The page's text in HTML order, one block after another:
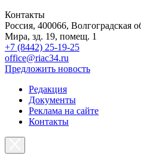
Контакты
Россия, 400066, Волгоградская
Мира, зд. 19, помещ. 1
+7 (8442) 25-19-25
office@riac34.ru
Предложить новость
Редакция
Документы
Реклама на сайте
Контакты